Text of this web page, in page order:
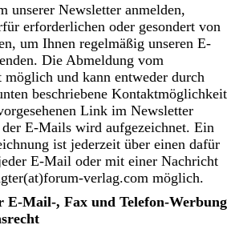
unserer Newsletter anmelden,
erforderlichen oder gesondert von
um Ihnen regelmäßig unseren E-
Die Abmeldung vom
und kann entweder durch
beschriebene Kontaktmöglichkeit
Link im Newsletter
E-Mails wird aufgezeichnet. Ein
ist jederzeit über einen dafür
E-Mail oder mit einer Nachricht
verlag.com möglich.
E-Mail-, Fax und Telefon-Werbung